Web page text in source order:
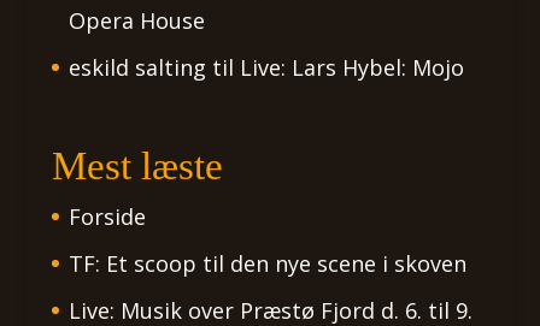
Opera House
eskild salting til Live: Lars Hybel: Mojo
Mest læste
Forside
TF: Et scoop til den nye scene i skoven
Live: Musik over Præstø Fjord d. 6. til 9.